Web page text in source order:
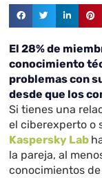
El 28% de
conocimiento
problemas con
desde que los
Si tienes una
el ciberexperto o
Kaspersky Lab
la pareja, al
conocimientos